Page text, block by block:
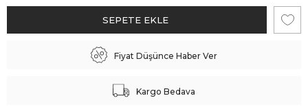
Fiyat Düşünce Haber Ver
Kargo Bedava